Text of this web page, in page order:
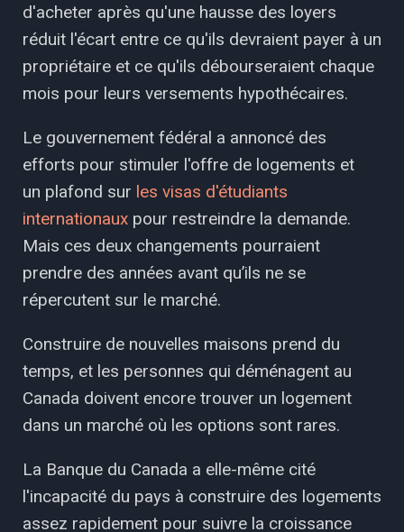
d'acheter après qu'une hausse des loyers
réduit l'écart entre ce qu'ils devraient payer à un
propriétaire et ce qu'ils débourseraient chaque
mois pour leurs versements hypothécaires.
Le gouvernement fédéral a annoncé des
efforts pour stimuler l'offre de logements et
un plafond sur les visas d'étudiants
internationaux pour restreindre la demande.
Mais ces deux changements pourraient
prendre des années avant qu’ils ne se
répercutent sur le marché.
Construire de nouvelles maisons prend du
temps, et les personnes qui déménagent au
Canada doivent encore trouver un logement
dans un marché où les options sont rares.
La Banque du Canada a elle-même cité
l'incapacité du pays à construire des logements
assez rapidement pour suivre la croissance